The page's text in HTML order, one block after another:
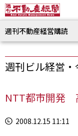
週刊不動産経営購読
週刊ビル経営
NTT都市開発
2008.12.15 11:11